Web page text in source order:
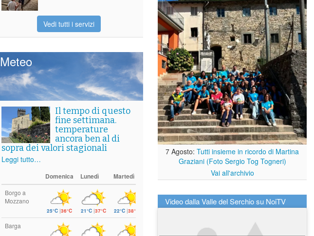
Vedi tutti i servizi
Meteo
Il tempo di questo
fine settimana.
temperature
ancora ben al di
sopra dei valori stagionali
Leggi tutto…
Domenica Lunedì Martedì
Borgo a
Mozzano
25°C |36°C 21°C |37°C 22°C |38°C
Barga
7 Agosto: Tutti insieme in ricordo di Martina
Graziani (Foto Sergio Tog Togneri)
Vai all'archivio
Video dalla Valle del Serchio su NoiTV